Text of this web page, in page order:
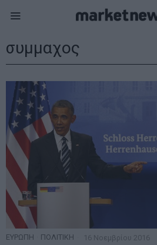
συμμαχος
ΕΥΡΩΠΗ ΠΟΛΙΤΙΚΗ 16 Νοεμβρίου 2016